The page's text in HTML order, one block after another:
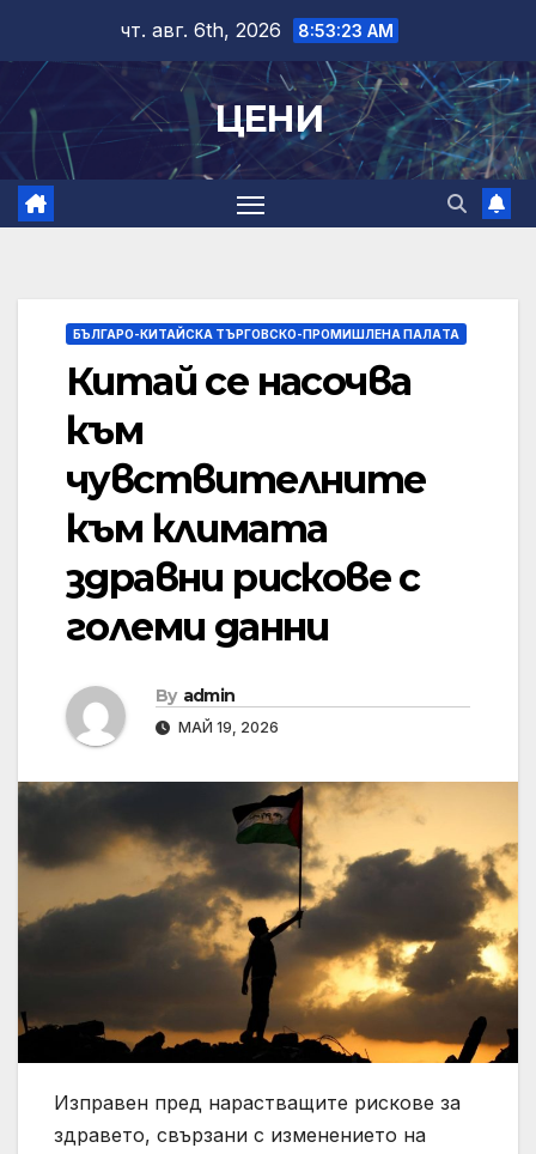
content
чт. авг. 6th, 2026 8:53:24 AM
ЦЕНИ
БЪЛГАРО-КИТАЙСКА ТЪРГОВСКО-ПРОМИШЛЕНА ПАЛAТА
Китай се насочва
към
чувствителните
към климата
здравни рискове с
големи данни
By admin
МАЙ 19, 2026
Изправен пред нарастващите рискове за
здравето, свързани с изменението на